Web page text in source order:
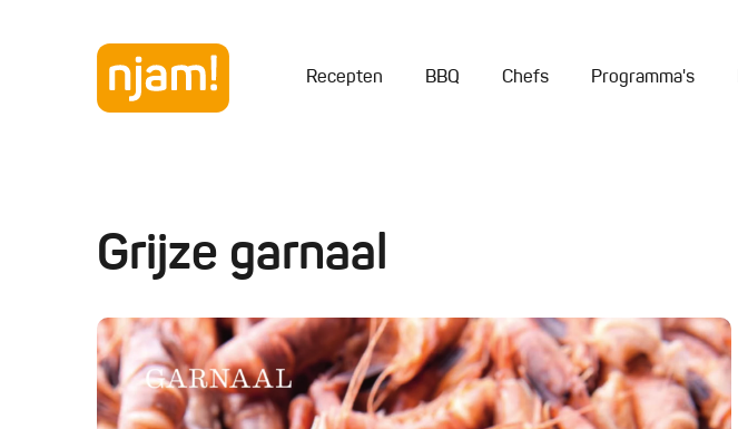
Recepten BBQ Chefs Programma's
Grijze garnaal